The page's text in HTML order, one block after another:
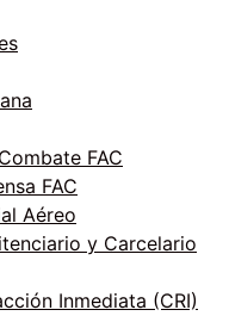
FAC
FAC
Aéreo
y Carcelario
Inmediata (CRI)